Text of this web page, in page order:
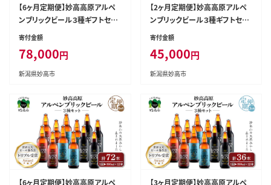
【6ヶ月定期便】妙高高原アルペ
ンブリックビール３種ギフトセッ
ト(500ml×6本)全6回
寄付金額
78,000円
新潟県妙高市
【2ヶ月定期便】妙高高原アルペ
ンブリックビール３種ギフトセッ
ト(500ml×12本)全2回
寄付金額
45,000円
新潟県妙高市
【6ヶ月定期便】妙高高原アルペ
【3ヶ月定期便】妙高高原アルペ